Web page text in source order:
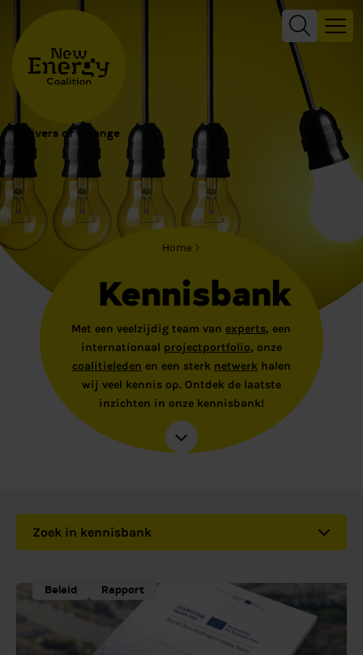
Drivers of Change
Home
Kennisbank
Met een veelzijdig team van experts, een
internationaal projectportfolio, onze
coalitieleden en een sterk netwerkhalen
wij veel kennis op. Ontdek de laatste
inzichten in onze kennisbank!
Zoek in kennisbank
Beleid Rapport